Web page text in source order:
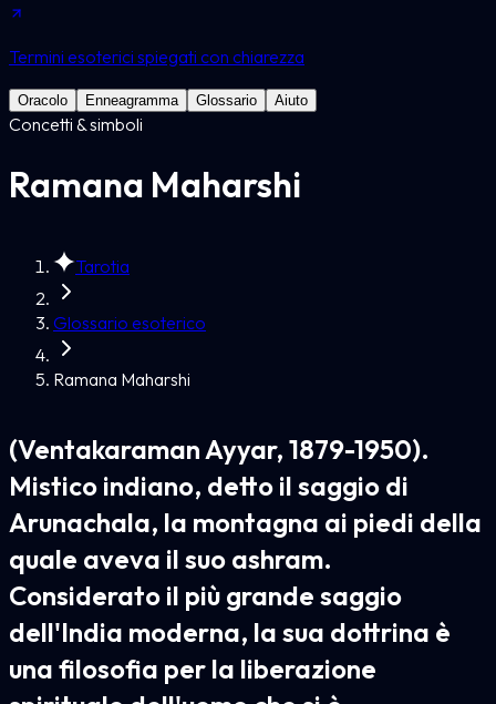
Termini esoterici spiegati con chiarezza
Oracolo Enneagramma Glossario Aiuto
Concetti & simboli
Ramana Maharshi
Tarotia
Glossario esoterico
Ramana Maharshi
(Ventakaraman Ayyar, 1879-1950).
Mistico indiano, detto il saggio di
Arunachala, la montagna ai piedi della
quale aveva il suo ashram.
Considerato il più grande saggio
dell'India moderna, la sua dottrina è
una filosofia per la liberazione